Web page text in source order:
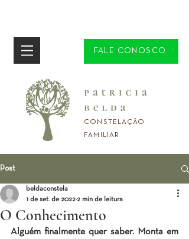
FALE CONOSCO
CONSTELAÇÃO
FAMILIAR
Post
O Conhecimento
beldaconstela
1 de set. de 2022 2 min de leitura
Alguém finalmente quer saber. Monta em